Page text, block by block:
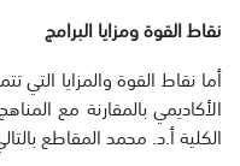
نقاط القوةومزايا البرامج
أما نقاط القوة والمزايا التي
الأكاديمي بالمقارنة مع
الكلية أ.د. محمد المقاطع